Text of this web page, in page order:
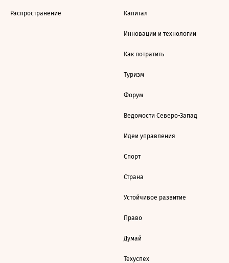
Распространение Капитал
Инновации и технологии
Как потратить
Туризм
Форум
Ведомости Северо-Запад
Идеи управления
Спорт
Страна
Устойчивое развитие
Право
Думай
Техуспех